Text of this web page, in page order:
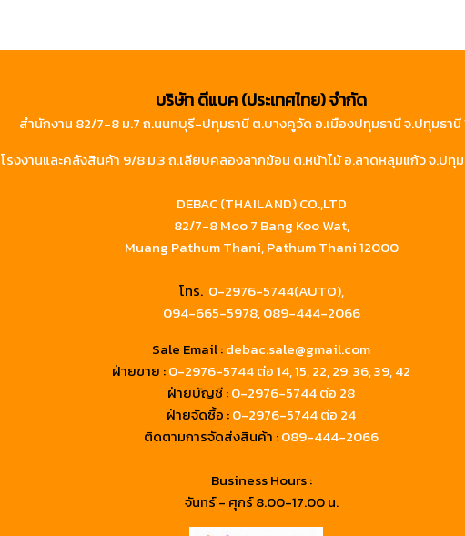
บริษัท ดีแบค (ประเทศไทย) จำกัด
สำนักงาน 82/7-8 ม.7 ถ.นนทบุรี-ปทุมธานี ต.บางคูวัด อ.เมืองปทุมธานี จ.ปทุมธา
โรงงานและคลังสินค้า 9/8 ม.3 ถ.เลียบคลองลากฆ้อน ต.หน้าไม้ อ.ลาดหลุมแก้ว จ.ปทุม
DEBAC (THAILAND) CO.,LTD
82/7-8 Moo 7 Bang Koo Wat,
Muang Pathum Thani, Pathum Thani 12000
โทร. 0-2976-5744(AUTO),
094-665-5978,089-444-2066
Sale Email :debac.sale@gmail.com
ฝ่ายขาย :0-2976-5744ต่อ 14, 15, 22, 29, 36, 39, 42
ฝ่ายบัญชี :0-2976-5744 ต่อ 28
ฝ่ายจัดซื้อ :0-2976-5744 ต่อ 24
ติดตามการจัดส่งสินค้า :089-444-2066
Business Hours :
จันทร์ - ศุกร์ 8.00-17.00 น.